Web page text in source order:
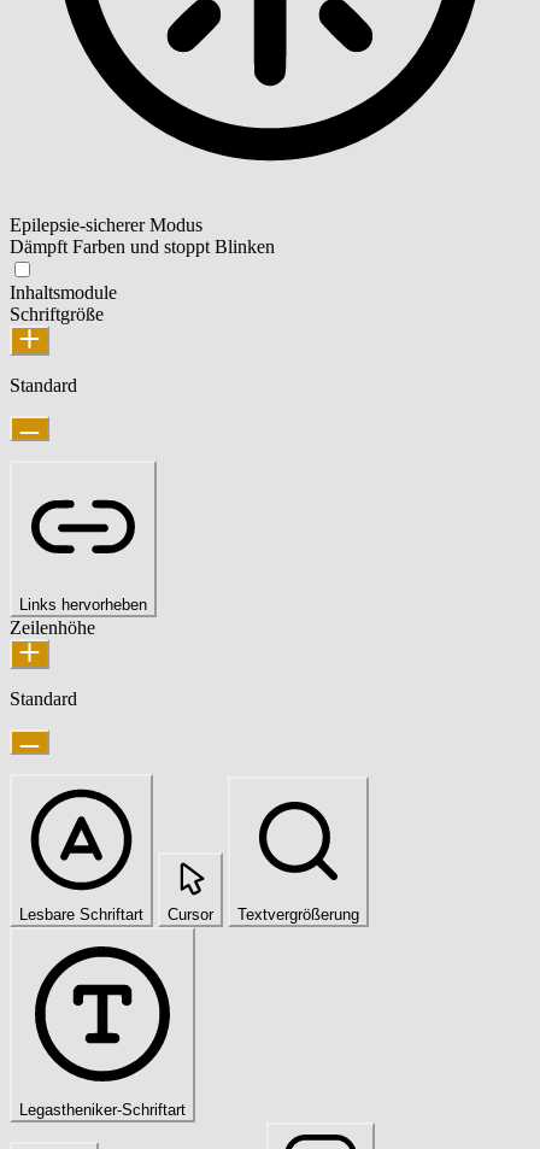
Epilepsie-sicherer Modus
Dämpft Farben und stoppt Blinken
Inhaltsmodule
Schriftgröße
Standard
Links hervorheben
Zeilenhöhe
Standard
Lesbare Schriftart Cursor Textvergrößerung
Legastheniker-Schriftart